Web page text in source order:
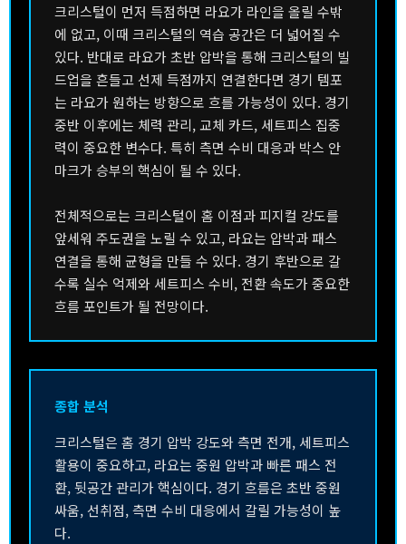
크리스털이 먼저 득점하면 라요가 라인을 올릴 수밖
에 없고, 이때 크리스털의 역습 공간은 더 넓어질 수
있다. 반대로 라요가 초반 압박을 통해 크리스털의 빌
드업을 흔들고 선제 득점까지 연결한다면 경기 템포
는 라요가 원하는 방향으로 흐를 가능성이 있다. 경기
중반 이후에는 체력 관리, 교체 카드, 세트피스 집중
력이 중요한 변수다. 특히 측면 수비 대응과 박스 안
마크가 승부의 핵심이 될 수 있다.
전체적으로는 크리스털이 홈 이점과 피지컬 강도를
앞세워 주도권을 노릴 수 있고, 라요는 압박과 패스
연결을 통해 균형을 만들 수 있다. 경기 후반으로 갈
수록 실수 억제와 세트피스 수비, 전환 속도가 중요한
흐름 포인트가 될 전망이다.
종합 분석
크리스털은 홈 경기 압박 강도와 측면 전개, 세트피스
활용이 중요하고, 라요는 중원 압박과 빠른 패스 전
환, 뒷공간 관리가 핵심이다. 경기 흐름은 초반 중원
싸움, 선취점, 측면 수비 대응에서 갈릴 가능성이 높
다.